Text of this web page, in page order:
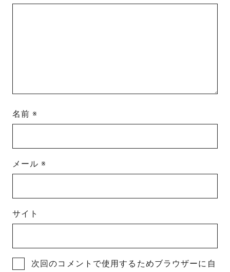
名前※
メール※
サイト
次回のコメントで使用するためブラウザーに自